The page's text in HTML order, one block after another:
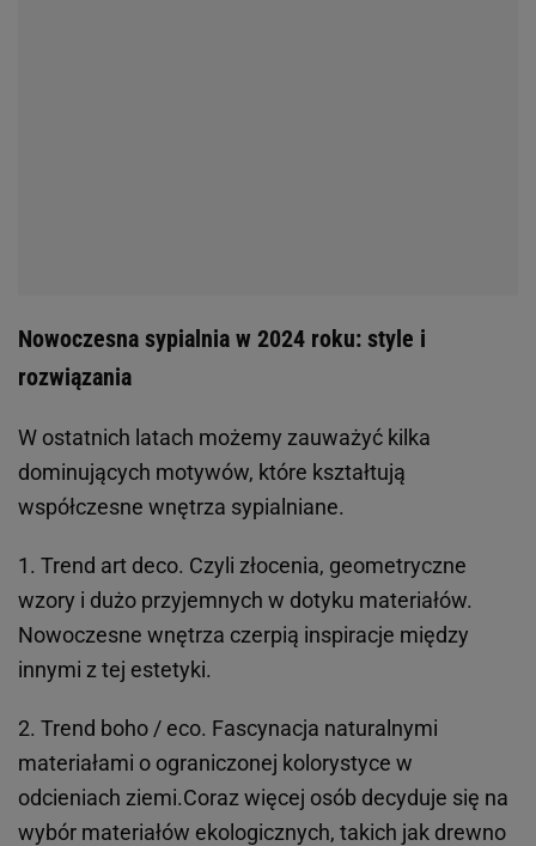
Nowoczesna sypialnia w 2024 roku: style i
rozwiązania
W ostatnich latach możemy zauważyć kilka
dominujących motywów, które kształtują
współczesne wnętrza sypialniane.
1. Trend art deco. Czyli złocenia, geometryczne
wzory i dużo przyjemnych w dotyku materiałów.
Nowoczesne wnętrza czerpią inspiracje między
innymi z tej estetyki.
2. Trend boho / eco. Fascynacja naturalnymi
materiałami o ograniczonej kolorystyce w
odcieniach ziemi.Coraz więcej osób decyduje się na
wybór materiałów ekologicznych, takich jak drewno